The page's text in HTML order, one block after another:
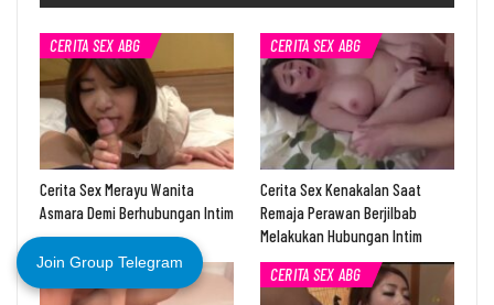
CERITA SEX ABG
Cerita Sex Merayu Wanita
Asmara Demi Berhubungan Intim
CERITA SEX ABG
Cerita Sex Kenakalan Saat
Remaja Perawan Berjilbab
Melakukan Hubungan Intim
CERITA SEX ABG
CERITA SEX ABG
Join Group Telegram